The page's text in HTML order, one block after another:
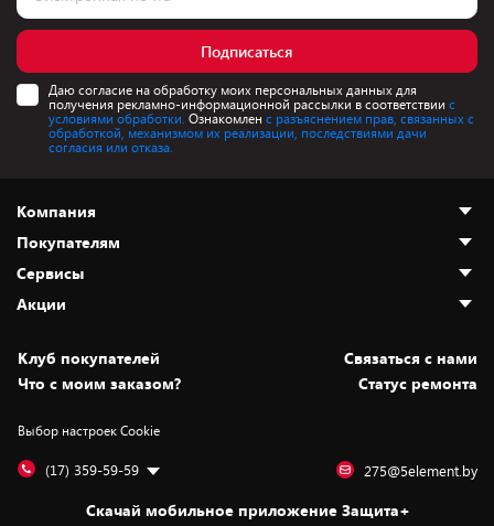
Подписаться
Даю согласие на обработку моих персональных данных для
получения рекламно-информационной рассылки в соответствии с
условиями обработки. Ознакомлен с разъяснением прав, связанных с
обработкой, механизмом их реализации, последствиями дачи
согласия или отказа.
Компания
О нас
Адреса магазинов
Новости
Статьи и обзоры
Вакансии
Дай пять добру!
Покупателям
Как сделать заказ
Оплата и доставка
Безналичный расчёт
Обмен и возврат товара
Обработка персональных данных
Подарочные карты
Сервисы
Установка техники
Для игровых консолей
Для мобильных устройств
Для компьютеров
Акции
Скидки и промокоды
Белорусские товары
Бонусы
Оплата частями
Клуб покупателей
Cвязаться с нами
Что с моим заказом?
Статус ремонта
Выбор настроек Cookie
(17) 359-59-59 275@5element.by
Скачай мобильное приложение Защита+